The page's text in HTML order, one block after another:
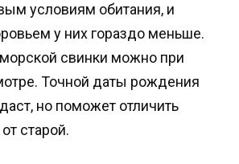
условиям обитания, и
у них гораздо меньше.
морской свинки можно при
Точной даты рождения
но поможет отличить
старой.